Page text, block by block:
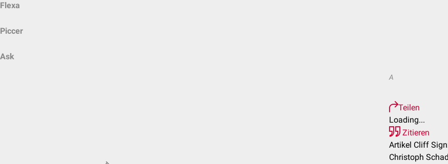
Flexa
Piccer
Ask
A
Teilen
Loading...
Zitieren
Artikel Cliff
Christoph